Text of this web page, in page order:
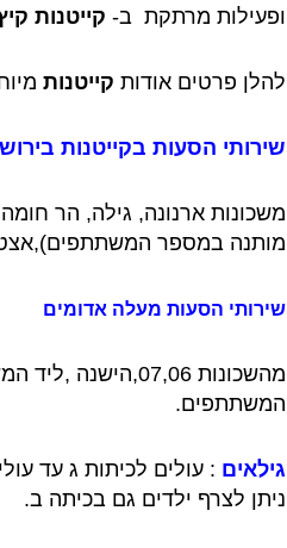
ופעילות מרתקת ב- קייטנות
להלן פרטים אודות קייטנות
שירותי הסעות בקייטנות
משכונות ארנונה, גילה, הר
מותנה במספר
שירותי הסעות מעלה אדומים
המשתתפים.
גילאים : עולים לכיתות ג עד
ניתן לצרף ילדים גם בכיתה ב.